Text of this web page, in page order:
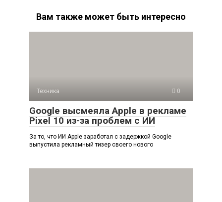
Вам также может быть интересно
Техника 0
Google высмеяла Apple в рекламе
Pixel 10 из-за проблем с ИИ
За то, что ИИ Apple заработал с задержкой Google
выпустила рекламный тизер своего нового